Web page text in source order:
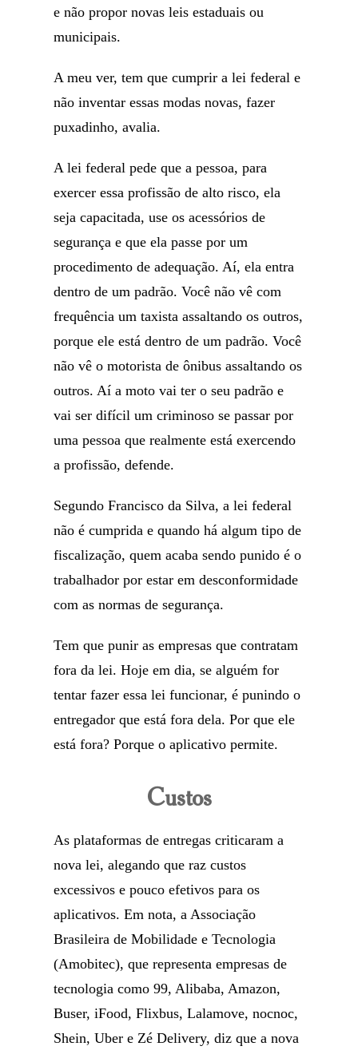
e não propor novas leis estaduais ou
municipais.
A meu ver, tem que cumprir a lei federal e
não inventar essas modas novas, fazer
puxadinho, avalia.
A lei federal pede que a pessoa, para
exercer essa profissão de alto risco, ela
seja capacitada, use os acessórios de
segurança e que ela passe por um
procedimento de adequação. Aí, ela entra
dentro de um padrão. Você não vê com
frequência um taxista assaltando os outros,
porque ele está dentro de um padrão. Você
não vê o motorista de ônibus assaltando os
outros. Aí a moto vai ter o seu padrão e
vai ser difícil um criminoso se passar por
uma pessoa que realmente está exercendo
a profissão, defende.
Segundo Francisco da Silva, a lei federal
não é cumprida e quando há algum tipo de
fiscalização, quem acaba sendo punido é o
trabalhador por estar em desconformidade
com as normas de segurança.
Tem que punir as empresas que contratam
fora da lei. Hoje em dia, se alguém for
tentar fazer essa lei funcionar, é punindo o
entregador que está fora dela. Por que ele
está fora? Porque o aplicativo permite.
Custos
As plataformas de entregas criticaram a
nova lei, alegando que raz custos
excessivos e pouco efetivos para os
aplicativos. Em nota, a Associação
Brasileira de Mobilidade e Tecnologia
(Amobitec), que representa empresas de
tecnologia como 99, Alibaba, Amazon,
Buser, iFood, Flixbus, Lalamove, nocnoc,
Shein, Uber e Zé Delivery, diz que a nova